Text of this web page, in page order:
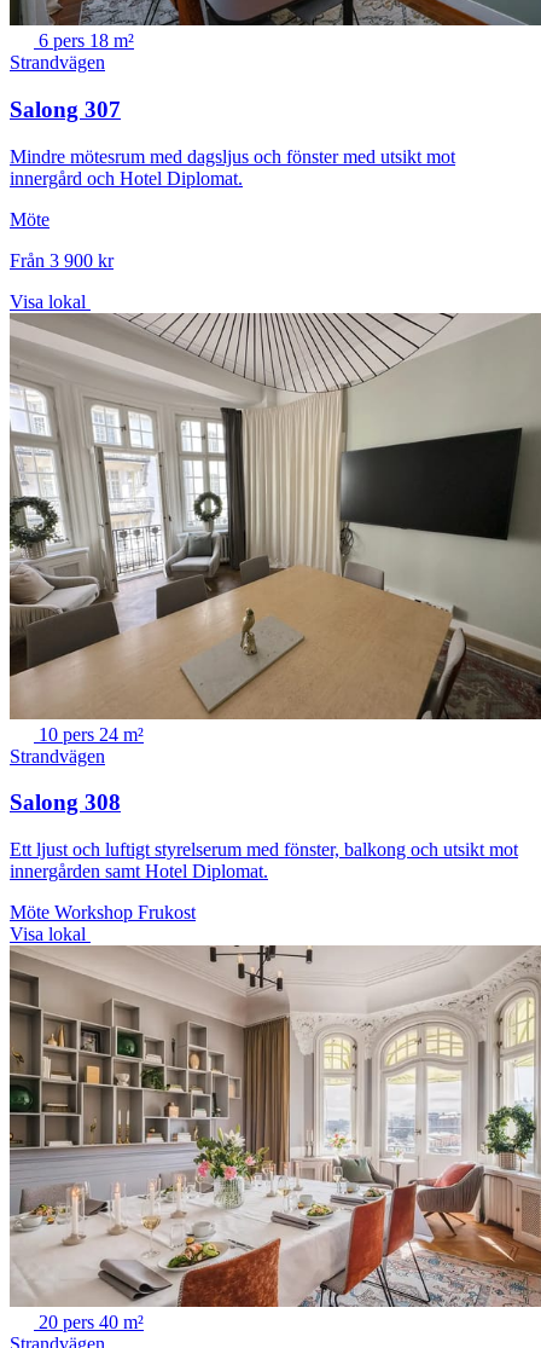
6 pers 18 m²
Strandvägen
Salong 307
Mindre mötesrum med dagsljus och fönster med utsikt mot
innergård och Hotel Diplomat.
Möte
Från 3 900 kr
Visa lokal
10 pers 24 m²
Strandvägen
Salong 308
Ett ljust och luftigt styrelserum med fönster, balkong och utsikt mot
innergården samt Hotel Diplomat.
Möte Workshop Frukost
Visa lokal
20 pers 40 m²
Strandvägen